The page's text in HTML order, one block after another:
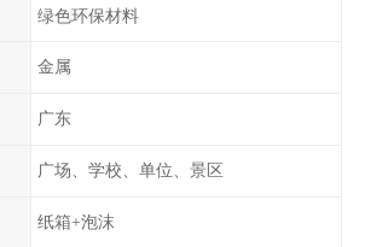
绿色环保材料
金属
广东
广场、学校、单位、景区
纸箱+泡沫